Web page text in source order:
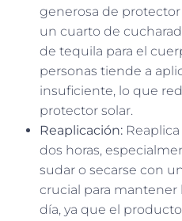
generosa de
un cuarto de
de tequila para el
personas tiende a
insuficiente, lo que
protector solar.
Reaplicación:
dos horas,
sudar o secarse con
crucial para mantener
día, ya que el